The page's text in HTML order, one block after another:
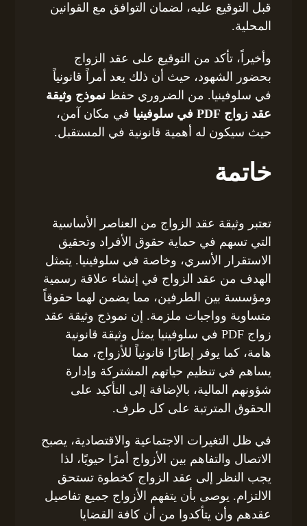
قبل التوقيع عليه، لضمان التوافق مع القوانين
المحلية.
وأخيراً، تأكد من التوقيع على عقد الزواج
بحضور الشهود، حيث أن ذلك يعد أمراً قانونياً
في سلوفينيا. من الضروري حفظنموذج وثيقة
عقد زواج PDF في سلوفينيا
في مكان آمن،
حيث سيكون له أهمية قانونية في المستقبل.
خاتمة
تعتبر وثيقة عقد الزواج من العناصر الأساسية
التي تسهم في حماية حقوق الأفراد وتحقيق
الاستقرار الأسري، وخاصة في سلوفينيا. يتمثل
الهدف من عقد الزواج في إنشاء علاقة رسمية
ومؤسسة بين الطرفين، مما يضمن لهما حقوقاً
متساوية وواجبات ملزمة. إن نموذج وثيقة عقد
زواج PDF في سلوفينيا يمثل وثيقة قانونية
هامة، كما يوفر إطارًا قانونياً للأزواج، مما
يساهم في تنظيم حياتهم المشتركة وإدارة
شؤونهم المالية، بالإضافة إلى التأكيد على
الحقوق المترتبة على كل طرف.
في ظل التغيرات الاجتماعية والاقتصادية، يصبح
الاتصال والتفاهم بين الأزواج أمرًا حيويًا، لذا
يجب النظر إلى عقد الزواج كخطوة تستحق
الالتزام. يوصى بأن يتفهم الأزواج جميع تفاصيل
عقدهم وأن يتأكدوا من أن كافة القضايا